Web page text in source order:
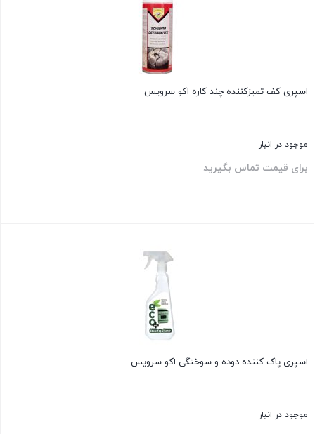
اسپری کف تمیزکننده چند کاره اکو سرویس
موجود در انبار
برای قیمت تماس بگیرید
اسپری پاک کننده دوده و سوختگی اکو سرویس
موجود در انبار